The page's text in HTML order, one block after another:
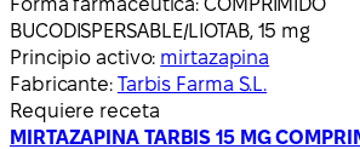
BUCODISPERSABLE/LIOTAB, 15 mg
Principio activo: mirtazapina
Fabricante: Tarbis Farma S.L.
Requiere receta
MIRTAZAPINA TARBIS 15 MG